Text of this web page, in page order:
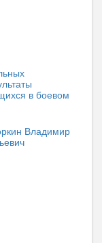
в боевом
Владимир